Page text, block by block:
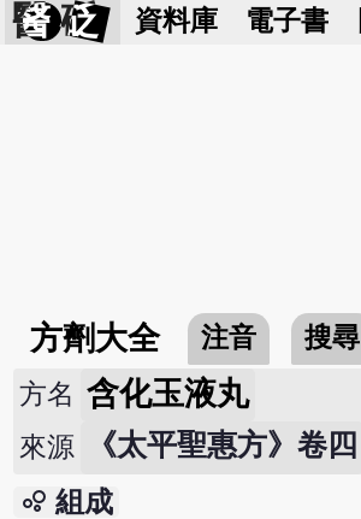
醫 砭 資料庫 電子書
方劑大全 注音 搜尋
方名 含化玉液丸
來源 《太平聖惠方》卷四
bubble_chart 組成